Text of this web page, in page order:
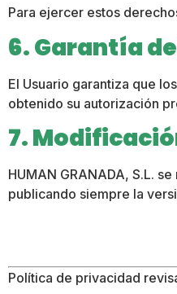
Para ejercer estos
6. Garantía
El Usuario garantiza que
obtenido su autorización
7.
HUMAN GRANADA, S.L.
publicando siempre la
Política de privacidad